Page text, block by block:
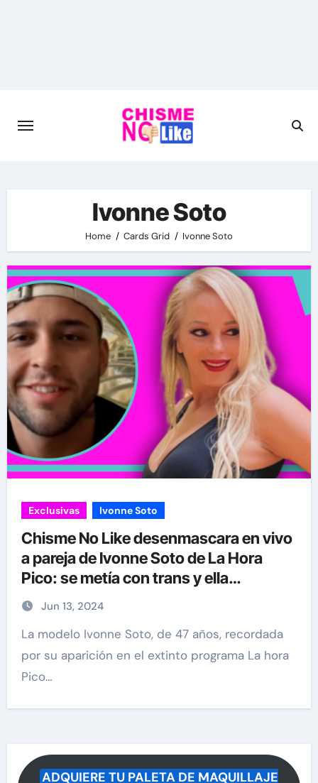
Ivonne Soto
Home Cards Grid Ivonne Soto
Exclusivas Ivonne Soto
Chisme No Like desenmascara en vivo
a pareja de Ivonne Soto de La Hora
Pico: se metía con trans y ella
reacciona
Jun 13, 2024
La modelo Ivonne Soto, de 47 años, recordada
por su aparición en el extinto programa La hora
Pico…
ADQUIERE TU PALETA DE MAQUILLAJE